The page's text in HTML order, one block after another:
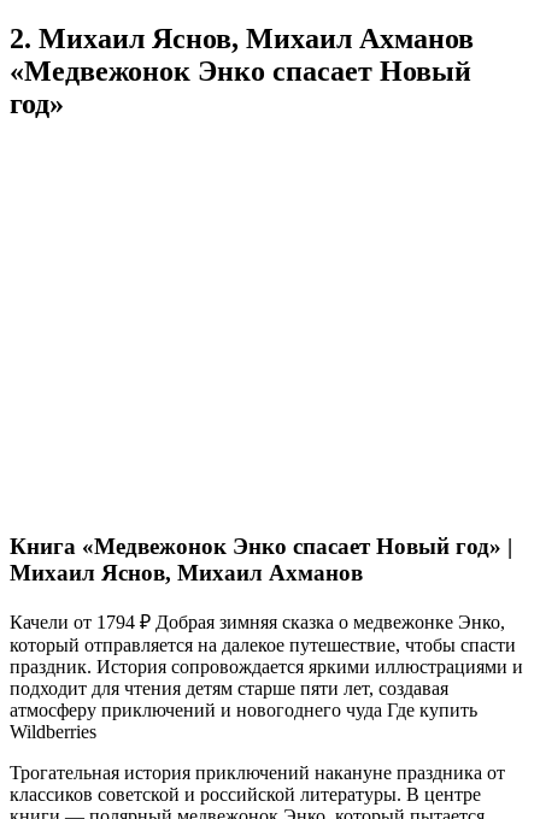
2. Михаил Яснов, Михаил Ахманов
«Медвежонок Энко спасает Новый
год»
Книга «Медвежонок Энко спасает Новый год» |
Михаил Яснов, Михаил Ахманов
Качели от 1794 ₽ Добрая зимняя сказка о медвежонке Энко,
который отправляется на далекое путешествие, чтобы спасти
праздник. История сопровождается яркими иллюстрациями и
подходит для чтения детям старше пяти лет, создавая
атмосферу приключений и новогоднего чуда Где купить
Wildberries
Трогательная история приключений накануне праздника от
классиков советской и российской литературы. В центре